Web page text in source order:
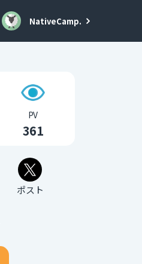
NativeCamp.
PV
361
ポスト